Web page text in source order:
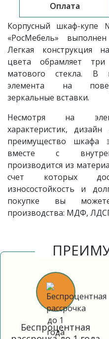
Оплата
Корпусный шкаф-
«РосМебель»
Легкая конструкция
цвета обрамляет
матового стекла. В
элемента на
зеркальные вставки.
Несмотря на
характеристик,
преимущество шкафа
вместе с
производится из
счет которых
износостойкость и
покупке вы
производства: МДФ,
Беспроцентная